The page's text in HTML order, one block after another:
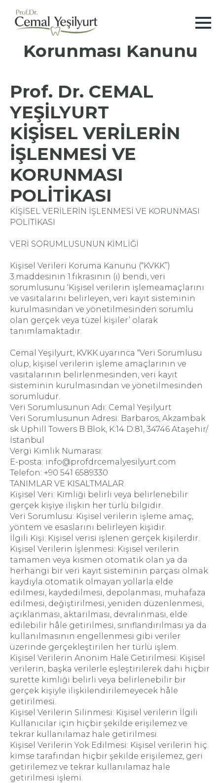
Kişisel Verilerin
Korunması Kanunu
Prof. Dr. CEMAL
YEŞİLYURT
KİŞİSEL VERİLERİN
İŞLENMESİ VE
KORUNMASI
POLİTİKASI
KİŞİSEL VERİLERİN İŞLENMESİ VE KORUNMASI
POLİTİKASI
VERİ SORUMLUSUNUN KİMLİĞİ
Kişisel Verileri Koruma Kanunu (“KVKK”)
3.maddesinin 1.fıkrasının (ı) bendi, veri
sorumlusunu ‘Kişisel verilerin işlemeamaçlarını
ve vasıtalarını belirleyen, veri kayıt sisteminin
kurulmasından ve yönetilmesinden sorumlu
olan gerçek veya tüzel kişiler’ olarak
tanımlamaktadır.
Cemal Yeşilyurt, KVKK uyarınca “Veri Sorumlusu
olup, kişisel verilerin işleme amaçlarının ve
vasıtalarının belirlenmesinden, veri kayıt
sisteminin kurulmasından ve yönetilmesinden
sorumludur.
Veri Sorumlusunun Adı: Cemal Yeşilyurt
Veri Sorumlusunun Adresi: Barbaros, Akzambak
sk Uphill Towers B Blok, K:14 D:81, 34746 Ataşehir/
İstanbul
Vergi Kimlik Numarası:
E-posta: info@profdrcemalyesilyurt.com
Telefon: +90 541 6589330
TANIMLAR VE KISALTMALAR
Kişisel Veri: Kimliği belirli veya belirlenebilir
gerçek kişiye ilişkin her türlü bilgidir.
Veri Sorumlusu: Kişisel verilerin işleme amaç,
yöntem ve esaslarını belirleyen kişidir.
İlgili Kişi: Kişisel verisi işlenen gerçek kişilerdir.
Kişisel Verilerin İşlenmesi: Kişisel verilerin
tamamen veya kısmen otomatik olan ya da
herhangi bir veri kayıt sisteminin parçası olmak
kaydıyla otomatik olmayan yollarla elde
edilmesi, kaydedilmesi, depolanması, muhafaza
edilmesi, değiştirilmesi, yeniden düzenlenmesi,
açıklanması, aktarılması, devralınması, elde
edilebilir hâle getirilmesi, sınıflandırılması ya da
kullanılmasının engellenmesi gibi veriler
üzerinde gerçekleştirilen her türlü işlem.
Kişisel Verilerin Anonim Hale Getirilmesi: Kişisel
verilerin, başka verilerle eşleştirilerek dahi hiçbir
surette kimliği belirli veya belirlenebilir bir
gerçek kişiyle ilişkilendirilemeyecek hâle
getirilmesi.
Kişisel Verilerin Silinmesi: Kişisel verilerin İlgili
Kullanıcılar için hiçbir şekilde erişilemez ve
tekrar kullanılamaz hale getirilmesi.
Kişisel Verilerin Yok Edilmesi: Kişisel verilerin hiç
kimse tarafından hiçbir şekilde erişilemez, geri
getirilemez ve tekrar kullanılamaz hale
getirilmesi işlemi.